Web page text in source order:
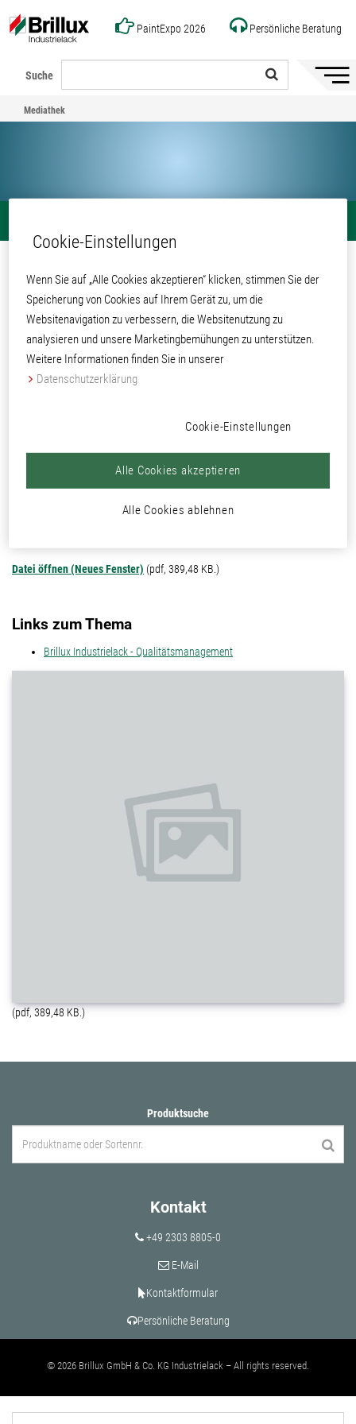
PaintExpo 2026 Persönliche Beratung
Suche
Mediathek
Zertifikat
Energiemanagementsystem ISO
50001:2018
Mediathek Unternehmen Zertifikate
Die Dekra bestätigt, dass Brillux Industrielack ein Energiemanagementsystem
Das Zertifikat ist gültig bis zum 11.05.2027.
Dateigröße:
Datei öffnen (Neues Fenster) (pdf, 389,48 KB.)
Links zum Thema
Brillux Industrielack - Qualitätsmanagement
(pdf, 389,48 KB.)
Produktsuche
Kontakt
+49 2303 8805-0
E-Mail
Kontaktformular
Persönliche Beratung
© 2026 Brillux GmbH & Co. KG Industrielack – All rights reserved.
Cookie-Einstellungen
Wenn Sie auf „Alle Cookies akzeptieren“ klicken, stimmen Sie der
Speicherung von Cookies auf Ihrem Gerät zu, um die
Websitenavigation zu verbessern, die Websitenutzung zu
analysieren und unsere Marketingbemühungen zu unterstützen.
Weitere Informationen finden Sie in unserer
Datenschutzerklärung
Cookie-Einstellungen
Alle Cookies ablehnen
Alle Cookies akzeptieren